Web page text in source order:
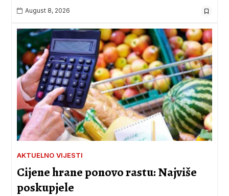
August 8, 2026
AKTUELNO VIJESTI
Cijene hrane ponovo rastu: Najviše
poskupjele